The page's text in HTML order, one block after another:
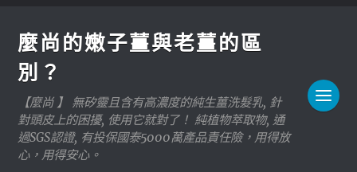
麼尚的嫩子薑與老薑的區
別？
【麼尚 】 無矽靈且含有高濃度的純生薑洗髮乳, 針
對頭皮上的困擾, 使用它就對了！ 純植物萃取物, 通
過SGS認證, 有投保國泰5000萬產品責任險，用得放
心，用得安心。